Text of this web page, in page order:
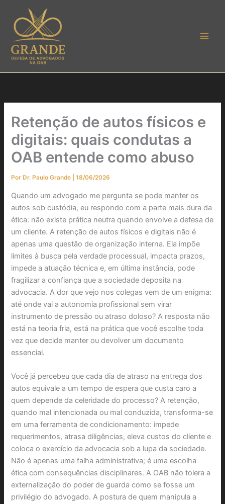
conteúdo
Retenção de autos físicos e
digitais: quais condutas a
OAB entende como abuso
Por Dr. Paulo Grande |18/06/2026
Quando um advogado me pergunta se pode manter os
autos sob custódia, eu respondo com a parte mais dura da
ética: não existe prática neutra quando envolve a defesa de
um cliente. A retenção de autos físicos e digitais não é
apenas uma questão de organização interna. Ela impõe
limites à busca pela verdade processual, impacta prazos,
impede a atuação técnica e, em última instância, pode
fragilizar a confiança que a sociedade deposita na
advocacia. A dor que vejo nos colegas vem de um enigma:
até onde vai a autonomia profissional sem virar
instrumento de pressão ou atraso doloso? A resposta não
está na teoria fria, está na prática que você escolhe toda
vez que decide manter ou devolver um documento
essencial.
Você já percebeu que cada dia de atraso na entrega dos
autos equivale a um tempo de espera que custa caro a
quem depende da celeridade do processo? A retenção,
quando mal intencionada ou mal conduzida, transforma-se
em uma ferramenta de condicionamento: impede
requerimentos, atrasa diligências, eleva custos do cliente e
coloca o exercício da advocacia sob a lupa da sociedade.
Não é apenas uma falha administrativa; é uma escolha
ética com consequências disciplinares. A OAB não tolera a
externalização do poder de guarda como se fosse um
privilégio do advogado. A postura de quem manipula a